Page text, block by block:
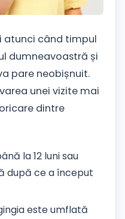
atunci când timpul
dumneavoastră și
pare neobișnuit.
unei vizite mai
dintre
la 12 luni sau
după ce a început
este umflată